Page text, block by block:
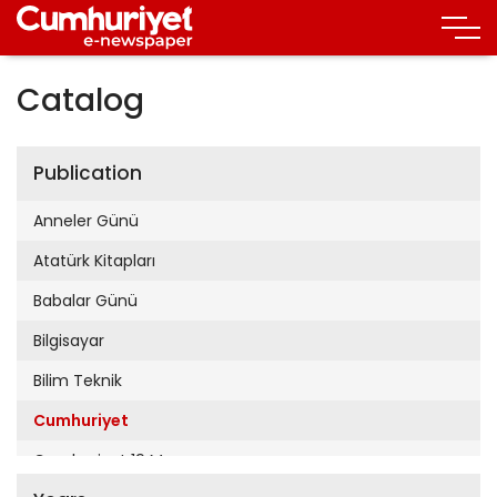
Catalog
Publication
Anneler Günü
Atatürk Kitapları
Babalar Günü
Bilgisayar
Bilim Teknik
Cumhuriyet
Cumhuriyet 19 Mayıs